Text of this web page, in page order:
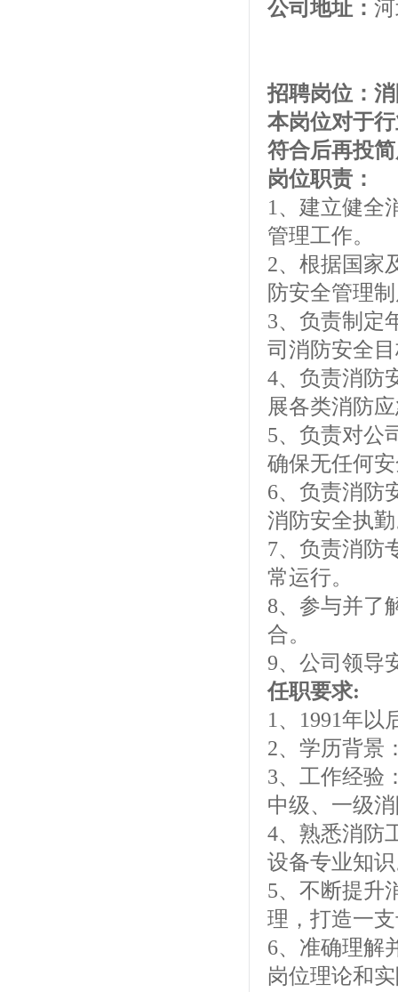
公司地址：
招聘岗位：
本岗位对于
符合后再投
岗位职责：
1、建立健全
管理工作。
2、根据国家
防安全管理
3、负责制定
司消防安全
4、负责消防
展各类消防
5、负责对公
确保无任何
6、负责消防
消防安全执
7、负责消防
常运行。
8、参与并了
合。
9、公司领导
任职要求:
1、1991年以
2、学历背景
3、工作经验
中级、一级
4、熟悉消防
设备专业知
5、不断提升
理，打造一
6、准确理解
岗位理论和